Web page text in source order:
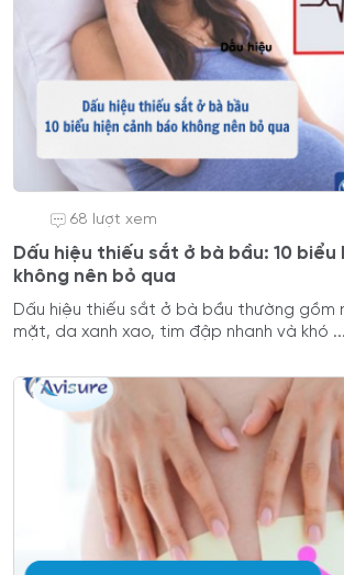
68 lượt xem
Dấu hiệu thiếu sắt ở bà bầu: 10 biểu
không nên bỏ qua
Dấu hiệu thiếu sắt ở bà bầu thường gồm
mặt, da xanh xao, tim đập nhanh và khó ...